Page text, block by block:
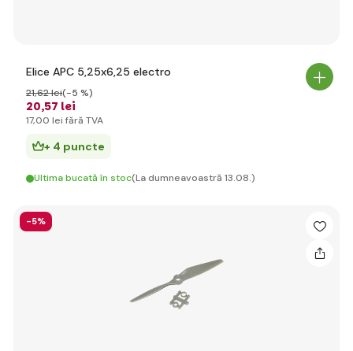
Elice APC 5,25x6,25 electro
20,57 lei
21,62 lei(-5 %)
17,00 lei fără TVA
+ 4 puncte
Ultima bucată în stoc(La dumneavoastră 13.08.)
-5%